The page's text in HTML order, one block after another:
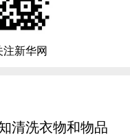
新华网
清洗衣物和物品